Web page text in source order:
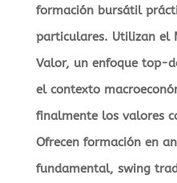
formación bursátil
particulares. Utilizan el
Valor, un enfoque top-
el contexto
finalmente los valores
Ofrecen formación en
fundamental, swing